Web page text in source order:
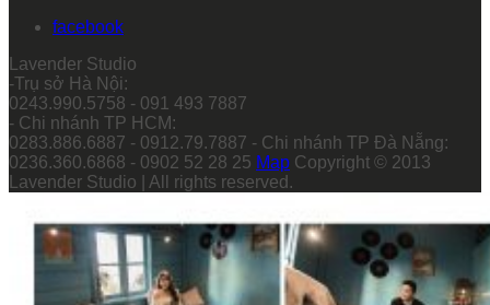
facebook
Lavender Studio
-Trụ sở Hà Nội:
0243.990.5758 - 091 493 7887
- Chi nhánh TP HCM:
0283.886.6887 - 0912.79.7887 - Chi nhánh TP Đà Nẵng:
0236.360.6868 - 0902 52 28 25 Map Copyright © 2013
Lavender Studio | All rights reserved.